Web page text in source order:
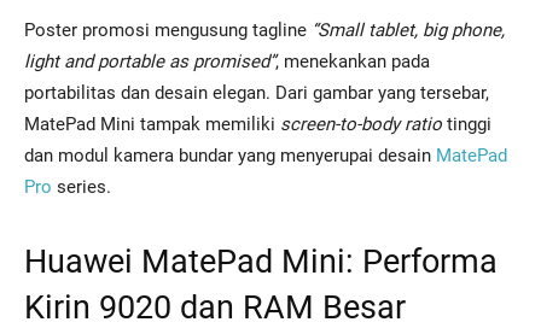
Poster promosi mengusung tagline “Small tablet, big phone,
light and portable as promised”, menekankan pada
portabilitas dan desain elegan. Dari gambar yang tersebar,
MatePad Mini tampak memiliki screen-to-body ratio tinggi
dan modul kamera bundar yang menyerupai desain MatePad
Pro series.
Huawei MatePad Mini: Performa
Kirin 9020 dan RAM Besar